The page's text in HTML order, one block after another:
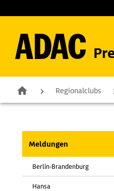
Regionalclubs
Meldungen
Berlin-Brandenburg
Hansa